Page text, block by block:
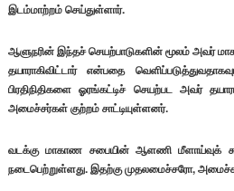
இடம்மாற்றம் செய்துள்ளார்.
ஆளுநரின் இந்தச் செயற்பாடுகளின் மூலம் அவர்
தயாராகிவிட்டார் என்பதை
பிரதிநிதிகளை ஓரங்கட்டிச் செயற்பட அவர்
அமைச்சர்கள் குற்றம் சாட்டியுள்ளனர்.
வடக்கு மாகாண சபையின் ஆளணி மீளாய்வுக்
நடைபெற்றுள்ளது. இதற்கு முதலமைச்சரோ,